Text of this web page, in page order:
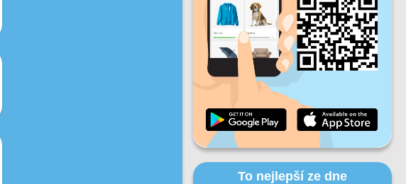
Denní pokrok
Měsíční pokrok
Celkový postup
To nejlepší ze dne